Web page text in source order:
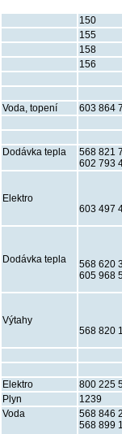
150
155
158
156
Voda, topení 603 864
Dodávka tepla
568 821
602 793
Elektro
603 497
Dodávka tepla
568 620
605 968
Výtahy
568 820
Elektro
800 225
Plyn 1239
Voda
568 846
568 899